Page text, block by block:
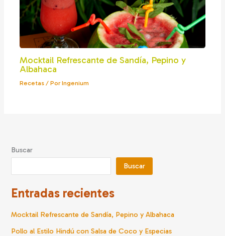
Mocktail Refrescante de Sandía, Pepino y
Albahaca
Recetas / PorIngenium
Buscar
Buscar
Entradas recientes
Mocktail Refrescante de Sandía, Pepino y Albahaca
Pollo al Estilo Hindú con Salsa de Coco y Especias